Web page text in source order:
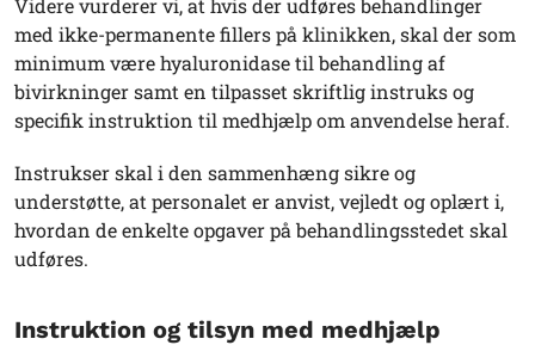
med ikke-permanente fillers på klinikken, skal der som
minimum være hyaluronidase til behandling af
bivirkninger samt en tilpasset skriftlig instruks og
specifik instruktion til medhjælp om anvendelse heraf.
Instrukser skal i den sammenhæng sikre og
understøtte, at personalet er anvist, vejledt og oplært i,
hvordan de enkelte opgaver på behandlingsstedet skal
udføres.
Instruktion og tilsyn med medhjælp